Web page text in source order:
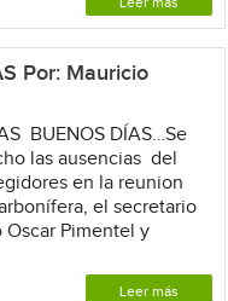
Por: Mauricio
BUENOS DÍAS…Se
las ausencias del
en la reunion
el secretario
Oscar Pimentel y
Leer más